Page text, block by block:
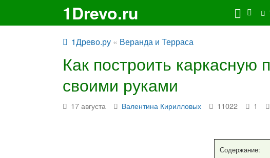
1Drevo.ru
1Древо.ру « Веранда и Терраса
Как построить каркасную
своими руками
17 августа Валентина Кирилловых 11022 1
Содержание: